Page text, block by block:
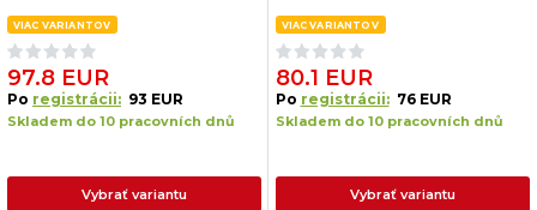
VIAC VARIANTOV
97.8 EUR
Po registrácii: 93 EUR
Skladem do 10 pracovních dnů
Vybrať variantu
VIAC VARIANTOV
80.1 EUR
Po registrácii: 76 EUR
Skladem do 10 pracovních dnů
Vybrať variantu